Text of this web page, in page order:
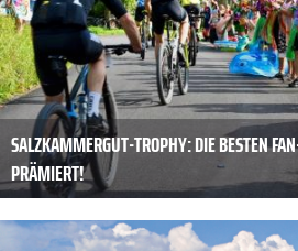
SALZKAMMERGUT-TROPHY: DIE BESTEN
PRÄMIERT!